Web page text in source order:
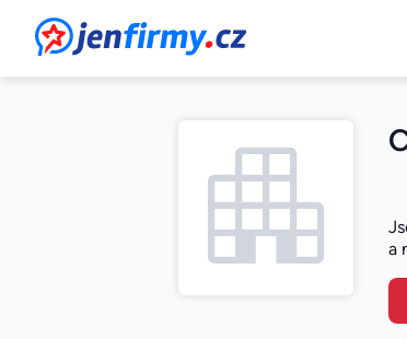
JenFirmy.cz
a